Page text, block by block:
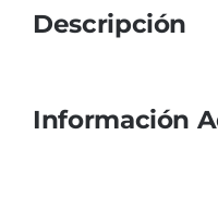
Descripción
Información